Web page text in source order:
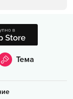
Тема